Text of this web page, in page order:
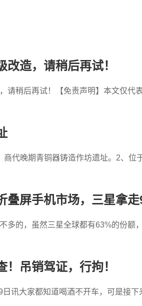
改造，请稍后再试！
请稍后再试！【免责声明】本文仅代
商代晚期青铜器铸造作坊遗址。2、位
叠屏手机市场，三星拿
多的，虽然三星全球都有63%的份额
！吊销驾证，行拘！
日讯大家都知道喝酒不开车，可是接下